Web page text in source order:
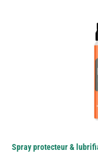
Spray protecteur &